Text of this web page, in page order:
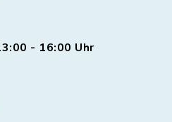
- 16:00 Uhr